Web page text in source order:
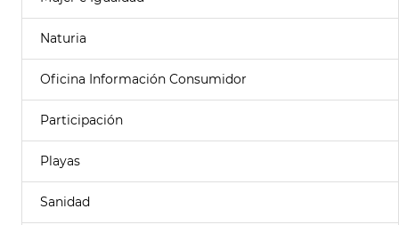
Naturia
Oficina Información Consumidor
Participación
Playas
Sanidad